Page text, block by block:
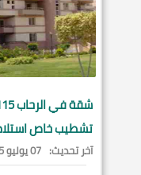
شقة فيالرحاب115 م
تشطيب خاص استلام
آخر تحديث: 07 يوليو 2015